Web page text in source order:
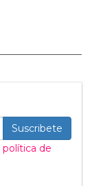
Suscribete
política de